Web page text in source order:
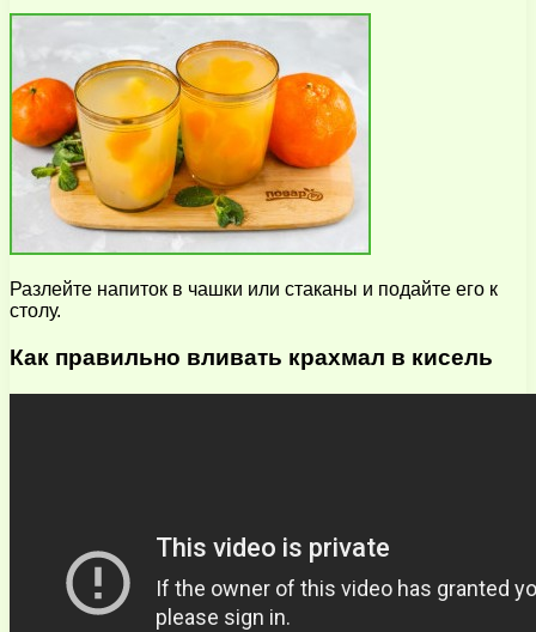
Разлейте напиток в чашки или стаканы и подайте его к
столу.
Как правильно вливать крахмал в кисель